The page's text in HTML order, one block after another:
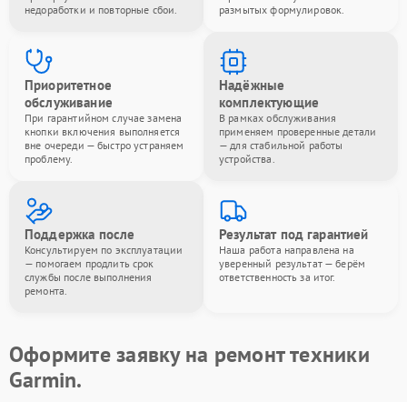
недоработки и повторные сбои.
размытых формулировок.
Приоритетное
обслуживание
При гарантийном случае замена
кнопки включения выполняется
вне очереди — быстро устраняем
проблему.
Надёжные
комплектующие
В рамках обслуживания
применяем проверенные детали
— для стабильной работы
устройства.
Поддержка после
Консультируем по эксплуатации
— помогаем продлить срок
службы после выполнения
ремонта.
Результат под гарантией
Наша работа направлена на
уверенный результат — берём
ответственность за итог.
Оформите заявку на ремонт техники
Garmin.